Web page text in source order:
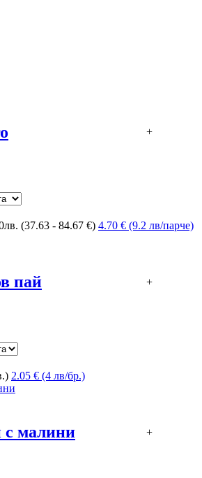
+
лв. Price
165.60лв.
(37.63 - 84.67 €) 4.70 € (9.2 лв/парче)
пай +
2.05 € (4 лв/бр.)
с малини +